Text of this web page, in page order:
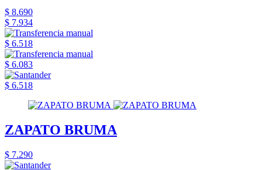
$ 8.690
$ 7.934
$ 6.518
$ 6.083
$ 6.518
ZAPATO BRUMA
$ 7.290